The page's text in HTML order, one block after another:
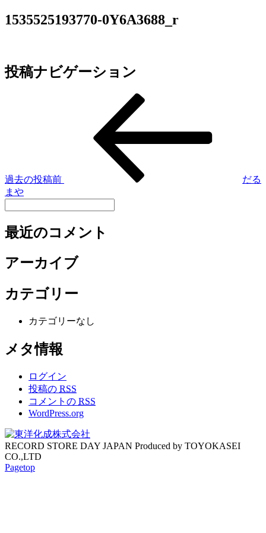
1535525193770-0Y6A3688_r
投稿ナビゲーション
過去の投稿前
だる
まや
最近のコメント
アーカイブ
カテゴリー
カテゴリーなし
メタ情報
ログイン
投稿の RSS
コメントの RSS
WordPress.org
RECORD STORE DAY JAPAN Produced by TOYOKASEI
CO.,LTD
Pagetop